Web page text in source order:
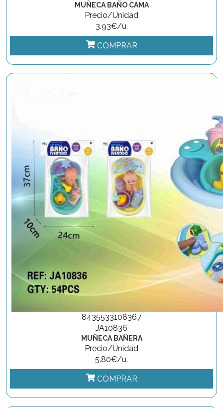
MUÑECA BAÑO CAMA
Precio/Unidad
3.93€/u.
COMPRAR
8435533108367
JA10836
MUÑECA BAÑERA
Precio/Unidad
5.80€/u.
COMPRAR